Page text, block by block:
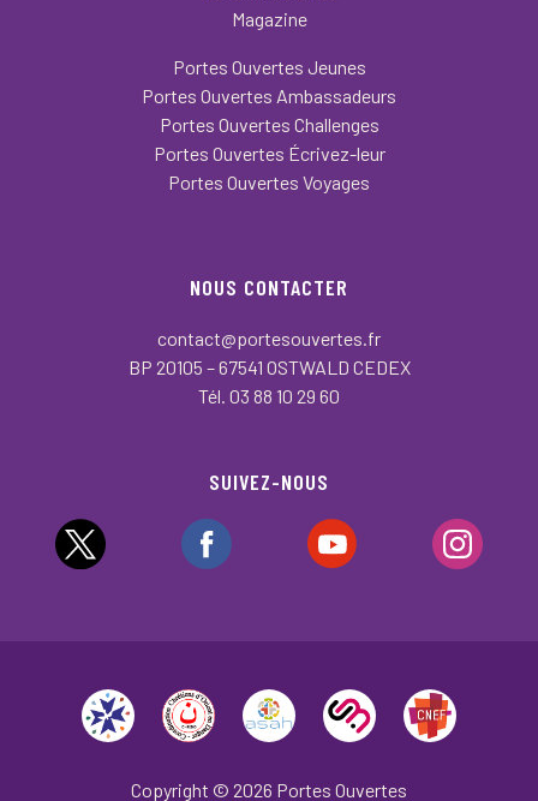
Magazine
Portes Ouvertes Jeunes
Portes Ouvertes Ambassadeurs
Portes Ouvertes Challenges
Portes Ouvertes Écrivez-leur
Portes Ouvertes Voyages
NOUS CONTACTER
contact@portesouvertes.fr
BP 20105 – 67541 OSTWALD CEDEX
Tél. 03 88 10 29 60
SUIVEZ-NOUS
Copyright © 2026 Portes Ouvertes